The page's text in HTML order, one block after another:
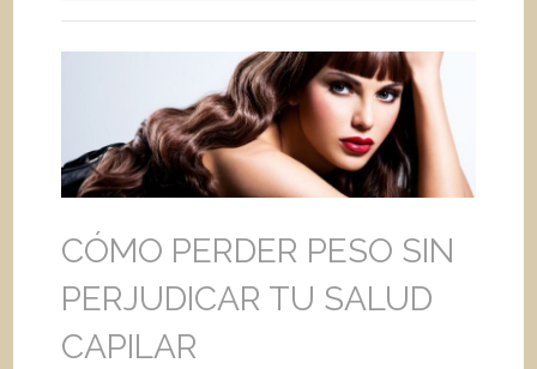
CÓMO PERDER PESO SIN
PERJUDICAR TU SALUD
CAPILAR